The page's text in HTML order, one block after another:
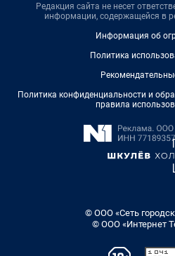
Редакция сайта не несет
информации, содержащейся в
Информация об
Политика
Политика конфиденциальности и
правила
© ООО «Сеть
© ООО «Интернет